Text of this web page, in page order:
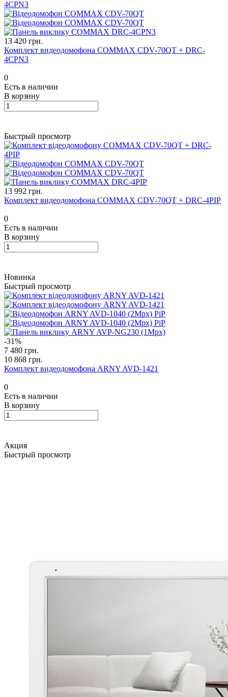
13 420 грн.
Комплект видеодомофона COMMAX CDV-70QT + DRC-
4CPN3
0
Есть в наличии
В корзину
Быстрый просмотр
13 992 грн.
Комплект видеодомофона COMMAX CDV-70QT + DRC-4PIP
0
Есть в наличии
В корзину
Новинка
Быстрый просмотр
-31%
7 480 грн.
10 868 грн.
Комплект видеодомофона ARNY AVD-1421
0
Есть в наличии
В корзину
Акция
Быстрый просмотр